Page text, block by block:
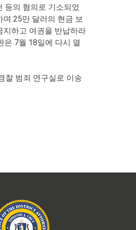
등의 혐의로 기소되었
며 25만 달러의 현금 보
지하고 여권을 반납하라
은 7월 18일에 다시 열
찰 범죄 연구실로 이송